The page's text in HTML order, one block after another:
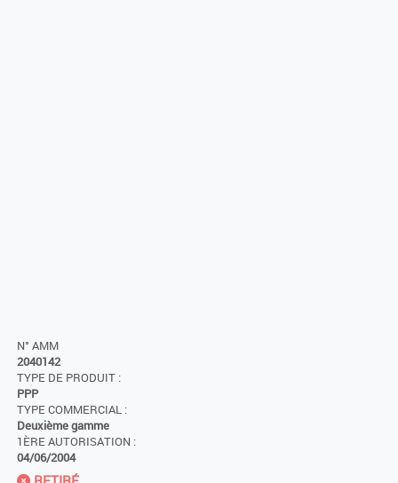
N° AMM
2040142
TYPE DE PRODUIT :
PPP
TYPE COMMERCIAL :
Deuxième gamme
1ÈRE AUTORISATION :
04/06/2004